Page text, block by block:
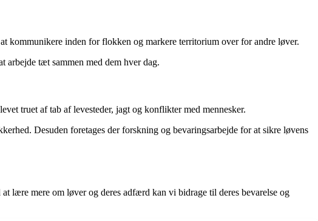
kommunikere inden for flokken og markere territorium over for andre løver.
arbejde tæt sammen med dem hver dag.
truet af tab af levesteder, jagt og konflikter med mennesker.
Desuden foretages der forskning og bevaringsarbejde for at sikre løvens
lære mere om løver og deres adfærd kan vi bidrage til deres bevarelse og